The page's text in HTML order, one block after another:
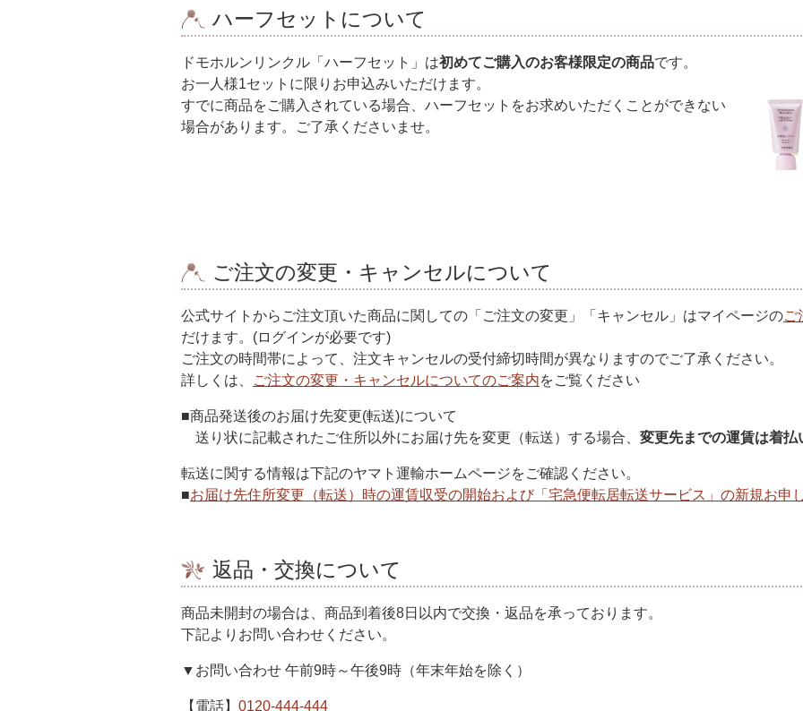
ハーフセットについて
ドモホルンリンクル「ハーフセット」は初めてご購入のお客様限定の商品です。
お一人様1セットに限りお申込みいただけます。
すでに商品をご購入されている場合、ハーフセットをお求めいただくことができない
場合があります。ご了承くださいませ。
ご注文の変更・キャンセルについて
公式サイトからご注文頂いた商品に関しての「ご注文の変更」「キャンセル」はマイページのご
だけます。(ログインが必要です)
ご注文の時間帯によって、注文キャンセルの受付締切時間が異なりますのでご了承ください。
詳しくは、
ご注文の変更・キャンセルについてのご案内をご覧ください
■商品発送後のお届け先変更(転送)について
送り状に記載されたご住所以外にお届け先を変更（転送）する場合、 変更先までの運賃は着
転送に関する情報は下記のヤマト運輸ホームページをご確認ください。
■お届け先住所変更（転送）時の運賃収受の開始および「宅急便転居転送サービス」の新規お申
返品・交換について
商品未開封の場合は、商品到着後8日以内で交換・返品を承っております。
下記よりお問い合わせください。
▼お問い合わせ 午前9時～午後9時（年末年始を除く）
【電話】 0120-444-444